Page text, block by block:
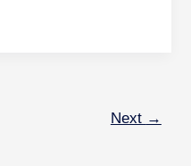
Next →